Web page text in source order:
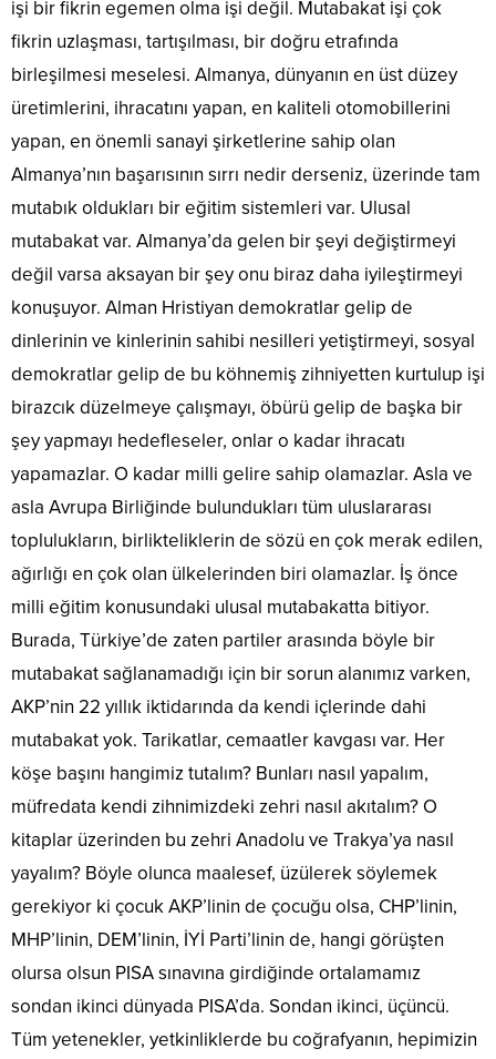
işi bir fikrin egemen olma işi değil. Mutabakat işi çok
fikrin uzlaşması, tartışılması, bir doğru etrafında
birleşilmesi meselesi. Almanya, dünyanın en üst düzey
üretimlerini, ihracatını yapan, en kaliteli otomobillerini
yapan, en önemli sanayi şirketlerine sahip olan
Almanya’nın başarısının sırrı nedir derseniz, üzerinde tam
mutabık oldukları bir eğitim sistemleri var. Ulusal
mutabakat var. Almanya’da gelen bir şeyi değiştirmeyi
değil varsa aksayan bir şey onu biraz daha iyileştirmeyi
konuşuyor. Alman Hristiyan demokratlar gelip de
dinlerinin ve kinlerinin sahibi nesilleri yetiştirmeyi, sosyal
demokratlar gelip de bu köhnemiş zihniyetten kurtulup işi
birazcık düzelmeye çalışmayı, öbürü gelip de başka bir
şey yapmayı hedefleseler, onlar o kadar ihracatı
yapamazlar. O kadar milli gelire sahip olamazlar. Asla ve
asla Avrupa Birliğinde bulundukları tüm uluslararası
toplulukların, birlikteliklerin de sözü en çok merak edilen,
ağırlığı en çok olan ülkelerinden biri olamazlar. İş önce
milli eğitim konusundaki ulusal mutabakatta bitiyor.
Burada, Türkiye’de zaten partiler arasında böyle bir
mutabakat sağlanamadığı için bir sorun alanımız varken,
AKP’nin 22 yıllık iktidarında da kendi içlerinde dahi
mutabakat yok. Tarikatlar, cemaatler kavgası var. Her
köşe başını hangimiz tutalım? Bunları nasıl yapalım,
müfredata kendi zihnimizdeki zehri nasıl akıtalım? O
kitaplar üzerinden bu zehri Anadolu ve Trakya’ya nasıl
yayalım? Böyle olunca maalesef, üzülerek söylemek
gerekiyor ki çocuk AKP’linin de çocuğu olsa, CHP’linin,
MHP’linin, DEM’linin, İYİ Parti’linin de, hangi görüşten
olursa olsun PISA sınavına girdiğinde ortalamamız
sondan ikinci dünyada PISA’da. Sondan ikinci, üçüncü.
Tüm yetenekler, yetkinliklerde bu coğrafyanın, hepimizin